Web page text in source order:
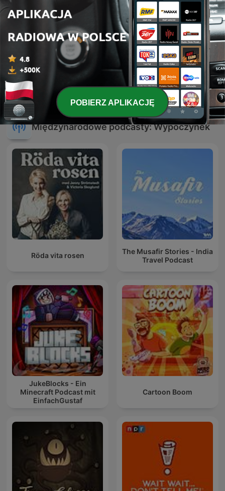
CLUB 90
Wrzuć na luz - podcast
motoryzacyjny
Międzynarodowe podcasty: Wypoczynek
Röda vita rosen
The Musafir Stories - India
Travel Podcast
JukeBlocks - Ein
Minecraft Podcast mit
EinfachGustaf
Cartoon Boom
POBIERZ APLIKACJĘ